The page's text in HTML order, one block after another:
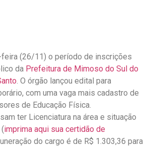
feira (26/11) o período de inscrições
da Prefeitura de Mimoso do Sul do
. O órgão lançou edital para
com uma vaga mais cadastro de
de Educação Física.
ter Licenciatura na área e situação
imprima aqui sua certidão de
do cargo é de R$ 1.303,36 para